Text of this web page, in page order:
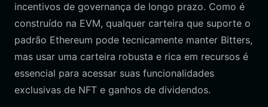
incentivos de governança de longo prazo. Como é
construído na EVM, qualquer carteira que suporte o
padrão Ethereum pode tecnicamente manter Bitters,
mas usar uma carteira robusta e rica em recursos é
essencial para acessar suas funcionalidades
exclusivas de NFT e ganhos de dividendos.